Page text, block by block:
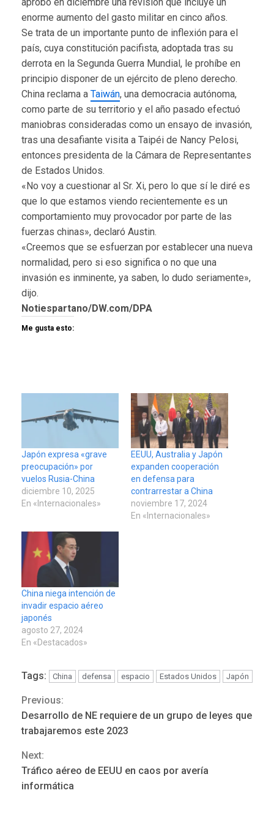
enorme aumento del gasto militar en cinco años.
Se trata de un importante punto de inflexión para el
país, cuya constitución pacifista, adoptada tras su
derrota en la Segunda Guerra Mundial, le prohíbe en
principio disponer de un ejército de pleno derecho.
China reclama a Taiwán, una democracia autónoma,
como parte de su territorio y el año pasado efectuó
maniobras consideradas como un ensayo de invasión,
tras una desafiante visita a Taipéi de Nancy Pelosi,
entonces presidenta de la Cámara de Representantes
de Estados Unidos.
«No voy a cuestionar al Sr. Xi, pero lo que sí le diré es
que lo que estamos viendo recientemente es un
comportamiento muy provocador por parte de las
fuerzas chinas», declaró Austin.
«Creemos que se esfuerzan por establecer una nueva
normalidad, pero si eso significa o no que una
invasión es inminente, ya saben, lo dudo seriamente»,
dijo.
Notiespartano/DW.com/DPA
Me gusta esto:
Japón expresa «grave
preocupación» por
vuelos Rusia-China
diciembre 10, 2025
En «Internacionales»
EEUU, Australia y Japón
expanden cooperación
en defensa para
contrarrestar a China
noviembre 17, 2024
En «Internacionales»
China niega intención de
invadir espacio aéreo
japonés
agosto 27, 2024
En «Destacados»
Tags: China defensa espacio Estados Unidos Japón
Continue
Reading
Previous:
Desarrollo de NE requiere de un grupo de leyes que
trabajaremos este 2023
Next:
Tráfico aéreo de EEUU en caos por avería
informática
3
Mariño fortalece capacidad
operativa con flota
gestión